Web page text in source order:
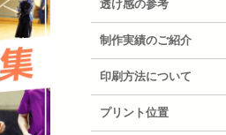
透け感の参考
制作実績のご紹介
印刷方法について
プリント位置